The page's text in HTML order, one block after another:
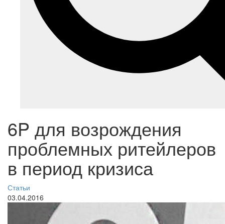
6P для возрождения
проблемных ритейлеров
в период кризиса
Статьи
03.04.2016